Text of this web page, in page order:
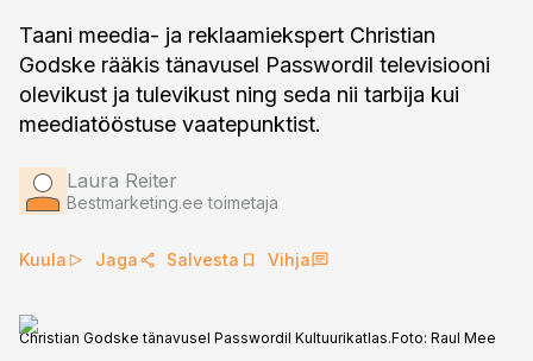
Taani meedia- ja reklaamiekspert Christian
Godske rääkis tänavusel Passwordil televisiooni
olevikust ja tulevikust ning seda nii tarbija kui
meediatööstuse vaatepunktist.
Laura Reiter
Bestmarketing.ee toimetaja
Kuula Jaga Salvesta Vihja
Christian Godske tänavusel Passwordil Kultuurikatlas.Foto: Raul Mee